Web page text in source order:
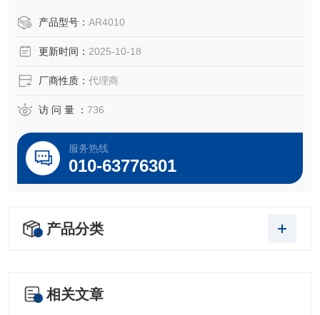
于所对应仪器。
产品型号： AR4010
更新时间： 2025-10-18
厂商性质： 代理商
访 问 量 ： 736
服务热线
010-63776301
产品分类
相关文章